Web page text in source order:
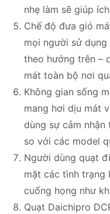
nhẹ làm sẽ giúp
Chế độ đưa gió
mọi người sử
theo hướng trên –
mát toàn bộ nơi
Không gian sống
mang hơi dịu mát
dùng sự cảm
so với các model
Người dùng quạt
mặt các tình trạng
cuống họng như
Quạt Daichipro